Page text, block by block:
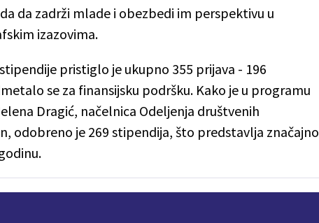
da zadrži mlade i obezbedi im perspektivu u
izazovima.
pristiglo je ukupno 355 prijava - 196
se za finansijsku podršku. Kako je u programu
Dragić, načelnica Odeljenja društvenih
odobreno je 269 stipendija, što predstavlja značajno